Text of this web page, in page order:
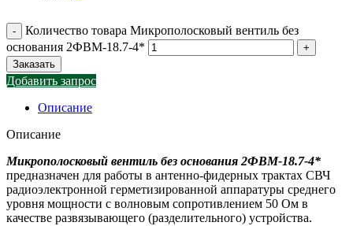
Количество товара Микрополосковый вентиль без
основания 2ФВМ-18.7-4*
Заказать
Добавить запрос
Описание
Описание
Микрополосковый вентиль без основания 2ФВМ-18.7-4*
предназначен для работы в антенно-фидерных трактах СВЧ
радиоэлектронной герметизированной аппаратуры среднего
уровня мощности с волновым сопротивлением 50 Ом в
качестве развязывающего (разделительного) устройства.